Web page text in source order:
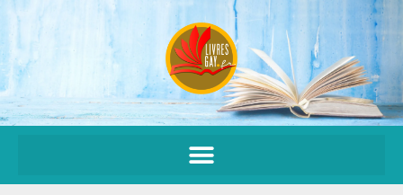
Aller
au
contenu